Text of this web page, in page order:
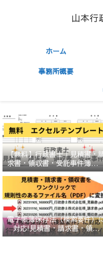
山本行
ホーム
事務所概要
【無料】行政書士「見積書・
求書・領収書・受託事件簿」
クセルテンプレート
電子帳簿保存法（検索要件）
対応!見積書・請求書・領収
書・受託事件簿エクセルテン